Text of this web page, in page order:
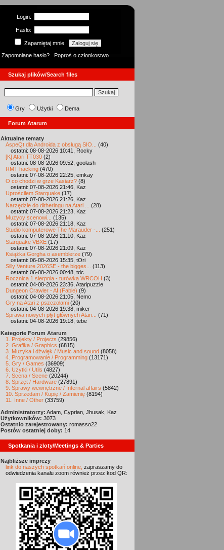
Login:
Hasło:
Zapamiętaj mnie
Zapomniane hasło?
Poproś o członkostwo
Szukaj plików/Search files
Gry Użytki Dema
Forum Atarum
Aktualne tematy
AspeQt dla Androida z obsługą SIO...
(40)
ostatni: 08-08-2026 10:41, Rocky
[K] Atari TT030 (2)
ostatni: 08-08-2026 09:52, goolash
RMT hacking (470)
ostatni: 07-08-2026 22:25, emkay
O co chodzi w grze Kasiarz? (8)
ostatni: 07-08-2026 21:46, Kaz
Uprościłem Starquake (17)
ostatni: 07-08-2026 21:26, Kaz
Narzędzie do ditheringu na Atari ...
(28)
ostatni: 07-08-2026 21:23, Kaz
Muzycy scenowi...
(135)
ostatni: 07-08-2026 21:18, Kaz
Studio komputerowe The Marauder -...
(251)
ostatni: 07-08-2026 21:10, Kaz
Starquake VBXE (17)
ostatni: 07-08-2026 21:09, Kaz
Książka Gorgha o asemblerze (79)
ostatni: 06-08-2026 15:35, tOri
Silly Venture 2026SE - the bigges...
(113)
ostatni: 06-08-2026 00:48, tdc
Rocznica 1 sierpnia - turówka WRCOH (3)
ostatni: 04-08-2026 23:36, Ataripuzzle
Dungeon Crawler - AI (Fable) (9)
ostatni: 04-08-2026 21:05, Nemo
Gry na Atari z pszczołami (20)
ostatni: 04-08-2026 19:38, miker
Sprawa nowych płyt głównych Atari...
(71)
ostatni: 04-08-2026 19:18, tebe
Kategorie Forum Atarum
1. Projekty / Projects (29856)
2. Grafika / Graphics (6815)
3. Muzyka i dźwięk / Music and sound (8058)
4. Programowanie / Programming (13171)
5. Gry / Games (36909)
6. Użytki / Utils (4827)
7. Scena / Scene (20244)
8. Sprzęt / Hardware (27891)
9. Sprawy wewnętrzne / Internal affairs (5842)
10. Sprzedam / Kupię / Zamienię (8194)
11. Inne / Other (33759)
Administratorzy: Adam, Cyprian, Jhusak, Kaz
Użytkowników: 3073
Ostatnio zarejestrowany: romasso22
Postów ostatniej doby: 14
Spotkania i zloty/Meetings & Parties
Najbliższe imprezy
link do naszych spotkań online, zapraszamy do
odwiedzenia kanału zoom również przez kod QR: